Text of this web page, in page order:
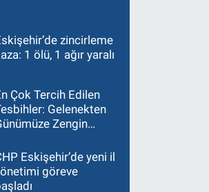
zincirleme
1 ölü, 1 ağır yaralı
Çok Tercih Edilen
Gelenekten
Zengin
Eskişehir’de yeni il
göreve